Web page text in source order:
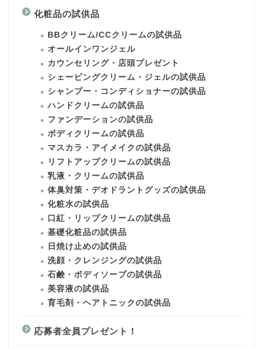
化粧品の試供品
BBクリーム/CCクリームの試供品
オールインワンジェル
カウンセリング・店頭プレゼント
シェービングクリーム・ジェルの試供品
シャンプー・コンディショナーの試供品
ハンドクリームの試供品
ファンデーションの試供品
ボディクリームの試供品
マスカラ・アイメイクの試供品
リフトアップクリームの試供品
乳液・クリームの試供品
体臭対策・デオドラントグッズの試供品
化粧水の試供品
口紅・リップクリームの試供品
基礎化粧品の試供品
日焼け止めの試供品
洗顔・クレンジングの試供品
石鹸・ボディソープの試供品
美容液の試供品
育毛剤・ヘアトニックの試供品
応募者全員プレゼント！